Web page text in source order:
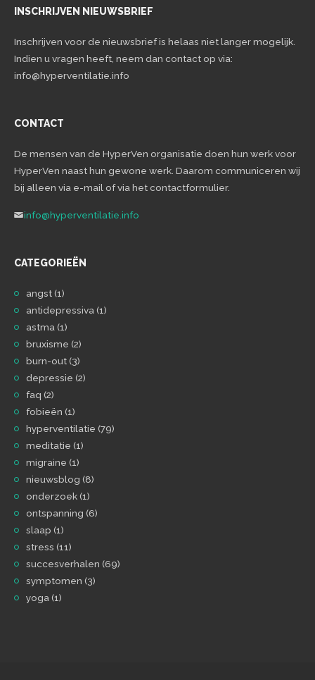
INSCHRIJVEN NIEUWSBRIEF
Inschrijven voor de nieuwsbrief is helaas niet langer mogelijk.
Indien u vragen heeft, neem dan contact op via:
info@hyperventilatie.info
CONTACT
De mensen van de HyperVen organisatie doen hun werk voor
HyperVen naast hun gewone werk. Daarom communiceren wij
bij alleen via e-mail of via het contactformulier.
info@hyperventilatie.info
CATEGORIEËN
angst(1)
antidepressiva (1)
astma (1)
bruxisme (2)
burn-out(3)
depressie (2)
faq (2)
fobieën (1)
hyperventilatie (79)
meditatie (1)
migraine (1)
nieuwsblog (8)
onderzoek(1)
ontspanning (6)
slaap (1)
stress (11)
succesverhalen (69)
symptomen (3)
yoga (1)